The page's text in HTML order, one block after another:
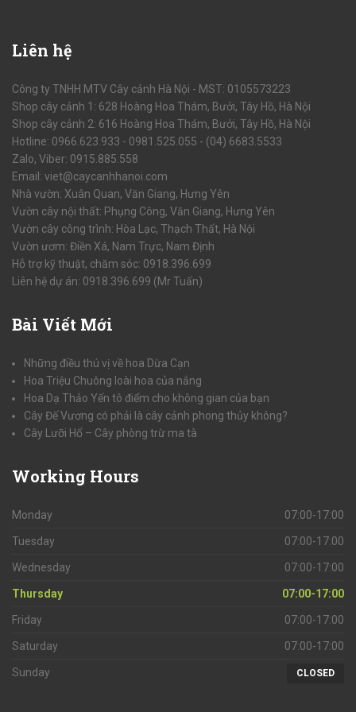
Liên hệ
Công ty TNHH MTV Cây cảnh Hà Nội - MST: 0105573223
Shop cây cảnh 1: 628 Hoàng Hoa Thám, Bưởi, Tây Hồ, Hà Nội
Shop cây cảnh 2: 616 Hoàng Hoa Thám, Bưởi, Tây Hồ, Hà Nội
Hotline: 0966.623.933 - 0981.525.055 - (04) 6683.5533
Zalo, Viber: 0915.885.558
Email: viet@caycanhhanoi.com
Nhà vườn: Xuân Quan, Văn Giang, Hưng Yên
Vườn cây nội thất: Phụng Công, Văn Giang, Hưng Yên
Vườn cây công trình: Hòa Lạc, Thạch Thất, Hà Nội
Vườn ươm: Điền Xá, Nam Trực, Nam Định
Hỗ trợ kỹ thuật, chăm sóc: 0918.396.699
Liên hệ dự án: 0918.396.699 (Mr Tuấn)
Bài Viết Mới
Những điều thú vị về hoa Dừa Cạn
Hoa Triệu Chuông loài hoa của nắng
Hoa Dạ Thảo Yến tô điểm cho không gian của bạn
Cây Đế Vương có phải là cây cảnh phong thủy không?
Cây Lưỡi Hổ – Cây phòng trừ ma tà
Working Hours
Monday 07:00-17:00
Tuesday 07:00-17:00
Wednesday 07:00-17:00
Thursday 07:00-17:00
Friday 07:00-17:00
Saturday 07:00-17:00
Sunday CLOSED